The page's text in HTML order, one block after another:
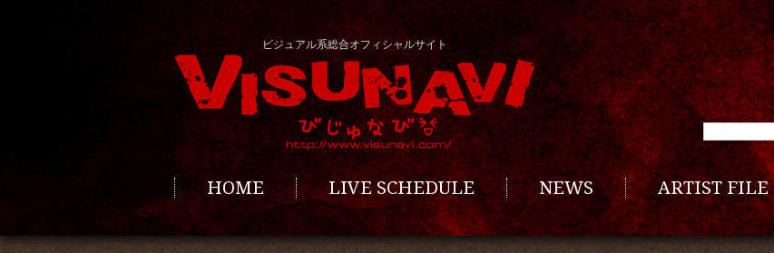
ビジュアル系総合オフィシャルサイト
HOME LIVE SCHEDULE NEWS ARTIST FILE